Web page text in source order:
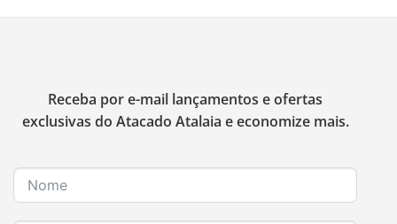
Receba por e-mail lançamentos e ofertas
exclusivas do Atacado Atalaia e economize mais.